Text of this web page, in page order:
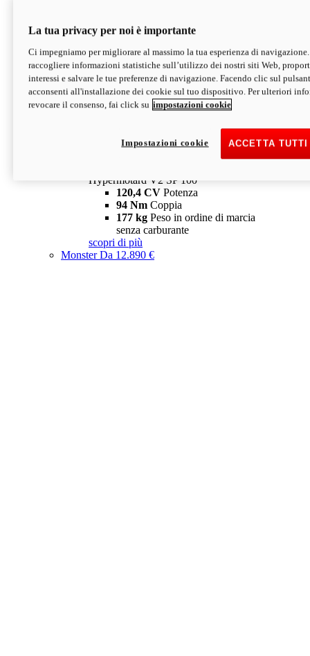
V2 SP
Hypermotard V2 SP
120,4 CVPotenza
94 NmCoppia
177 kgPeso in ordine di marcia
senza carburante
Depotenziata 35 kW: 18.890 € i
configura scopri di più
Hypermotard V2 SP 100
120,4 CV Potenza
94 Nm Coppia
177 kg Peso in ordine di marcia
senza carburante
scopri di più
MonsterDa 12.890 €
La tua privacy per noi è importante
Ci impegniamo per migliorare al massimo la tua esperienza di
raccogliere informazioni statistiche sull’utilizzo dei nostri siti Web,
interessi e salvare le tue preferenze di navigazione. Facendo clic sul
acconsenti all'installazione dei cookie sul tuo dispositivo. Per ulteriori
revocare il consenso, fai click su impostazioni cookie
ACCETTA
Impostazioni cookie